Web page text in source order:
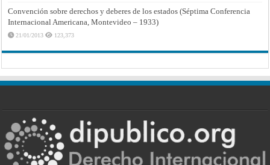
Convención sobre derechos y deberes de los estados (Séptima Conferencia
Internacional Americana, Montevideo – 1933)
21/01/2013 123,373